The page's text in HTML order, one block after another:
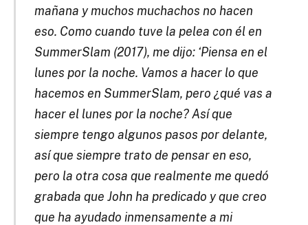
mañana y muchos muchachos no hacen
eso. Como cuando tuve la pelea con él en
SummerSlam (2017), me dijo: ‘Piensa en el
lunes por la noche. Vamos a hacer lo que
hacemos en SummerSlam, pero ¿qué vas a
hacer el lunes por la noche?Así que
siempre tengo algunos pasos por delante,
así que siempre trato de pensar en eso,
pero la otra cosa que realmente me quedó
grabada que John ha predicado y que creo
que ha ayudado inmensamente a mi